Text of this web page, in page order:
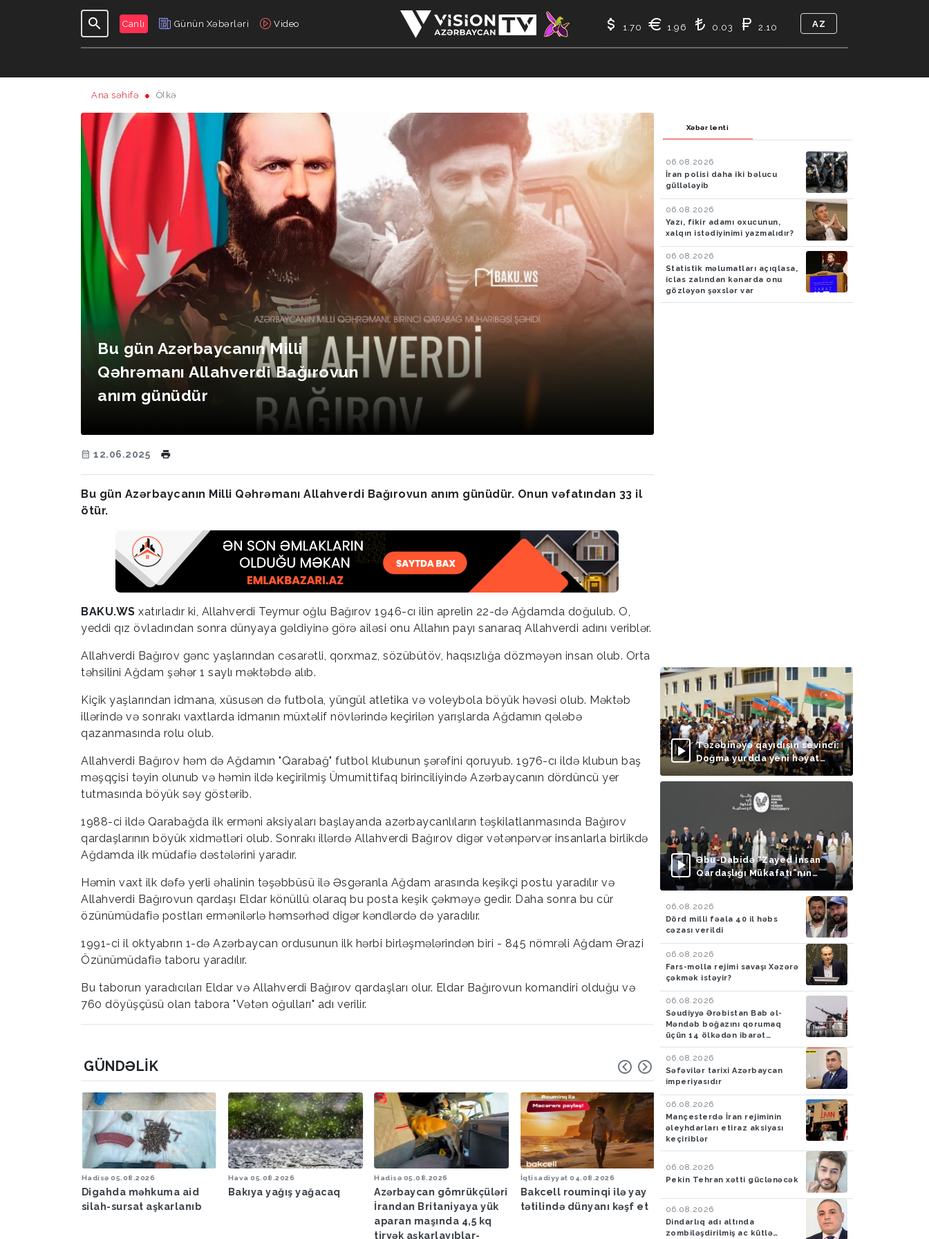
Canlı Günün Xəbərləri Video
GÜNDƏLIK
1.70 1.96 0.03 2.10 AZ
Ana səhifə Ölkə
Bu gün Azərbaycanın Milli
Qəhrəmanı Allahverdi Bağırovun
anım günüdür
12.06.2025
Bu gün Azərbaycanın Milli Qəhrəmanı Allahverdi Bağırovun anım günüdür. Onun vəfatından 33 il
ötür.
BAKU.WS xatırladır ki, Allahverdi Teymur oğlu Bağırov 1946-cı ilin aprelin 22-də Ağdamda doğulub. O,
yeddi qız övladından sonra dünyaya gəldiyinə görə ailəsi onu Allahın payı sanaraq Allahverdi adını veriblər.
Allahverdi Bağırov gənc yaşlarından cəsarətli, qorxmaz, sözübütöv, haqsızlığa dözməyən insan olub. Orta
təhsilini Ağdam şəhər 1 saylı məktəbdə alıb.
Kiçik yaşlarından idmana, xüsusən də futbola, yüngül atletika və voleybola böyük həvəsi olub. Məktəb
illərində və sonrakı vaxtlarda idmanın müxtəlif növlərində keçirilən yarışlarda Ağdamın qələbə
qazanmasında rolu olub.
Allahverdi Bağırov həm də Ağdamın "Qarabağ" futbol klubunun şərəfini qoruyub. 1976-cı ildə klubun baş
məşqçisi təyin olunub və həmin ildə keçirilmiş Ümumittifaq birinciliyində Azərbaycanın dördüncü yer
tutmasında böyük səy göstərib.
1988-ci ildə Qarabağda ilk erməni aksiyaları başlayanda azərbaycanlıların təşkilatlanmasında Bağırov
qardaşlarının böyük xidmətləri olub. Sonrakı illərdə Allahverdi Bağırov digər vətənpərvər insanlarla birlikdə
Ağdamda ilk müdafiə dəstələrini yaradır.
Həmin vaxt ilk dəfə yerli əhalinin təşəbbüsü ilə Əsgəranla Ağdam arasında keşikçi postu yaradılır və
Allahverdi Bağırovun qardaşı Eldar könüllü olaraq bu posta keşik çəkməyə gedir. Daha sonra bu cür
özünümüdafiə postları ermənilərlə həmsərhəd digər kəndlərdə də yaradılır.
1991-ci il oktyabrın 1-də Azərbaycan ordusunun ilk hərbi birləşmələrindən biri - 845 nömrəli Ağdam Ərazi
Özünümüdafiə taboru yaradılır.
Bu taborun yaradıcıları Eldar və Allahverdi Bağırov qardaşları olur. Eldar Bağırovun komandiri olduğu və
760 döyüşçüsü olan tabora "Vətən oğulları" adı verilir.
GÜNDƏLIK
Hadisə 05.08.2026
Digahda məhkuma aid
silah-sursat aşkarlanıb
Hava 05.08.2026
Bakıya yağış yağacaq
Hadisə 05.08.2026
Azərbaycan gömrükçüləri
İrandan Britaniyaya yük
aparan maşında 4,5 kq
tiryək aşkarlayıblar-
İqtisadiyyat 04.08.2026
Bakcell rouminqi ilə yay
tətilində dünyanı kəşf et
Hadisə 03.08.2026
ərazilərdə suda batan 40
nəfərin meyiti tapılıb, 55
nəfər xilas edilib
Hadisə
Azad edilmiş
ötən ay 788 mina,
PHS aşkarlanıb
Xəbər lenti
06.08.2026
İran polisi daha iki bəlucu
güllələyib
06.08.2026
Yazı, fikir adamı oxucunun,
xalqın istədiyinimi yazmalıdır?
06.08.2026
Statistik məlumatları açıqlasa,
iclas zalından kənarda onu
gözləyən şəxslər var
Təzəbinəyə qayıdışın sevinci:
Doğma yurdda yeni həyat
başlayır
Əbu-Dabidə “Zayed İnsan
Qardaşlığı Mükafatı”nın
təqdimolunma mərasimi
06.08.2026
Dörd milli fəala 40 il həbs
cəzası verildi
06.08.2026
Fars-molla rejimi savaşı Xəzərə
çəkmək istəyir?
06.08.2026
Səudiyyə Ərəbistan Bab əl-
Məndəb boğazını qorumaq
üçün 14 ölkədən ibarət
müdafiə koalisiyası yaradıb
06.08.2026
Səfəvilər tarixi Azərbaycan
imperiyasıdır
06.08.2026
Mançesterdə İran rejiminin
əleyhdarları etiraz aksiyası
keçiriblər
06.08.2026
Pekin Tehran xətti güclənəcək
06.08.2026
Dindarlıq adı altında
zombiləşdirilmiş ac kütlə…